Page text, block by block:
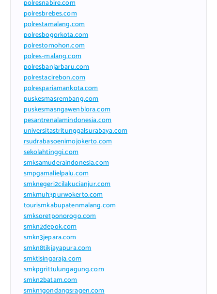
polresnabire.com
polresbrebes.com
polrestamalang.com
polresbogorkota.com
polrestomohon.com
polres-malang.com
polresbanjarbaru.com
polrestacirebon.com
polrespariamankota.com
puskesmasrembang.com
puskesmasngawenblora.com
pesantrenalamindonesia.com
universitastritunggalsurabaya.com
rsudrabasoenimojokerto.com
sekolahtinggi.com
smksamuderaindonesia.com
smpgamalielpalu.com
smknegeri2cilakucianjur.com
smkmuh3purwokerto.com
tourismkabupatenmalang.com
smksore1ponorogo.com
smkn2depok.com
smkn3jepara.com
smkn8tikjayapura.com
smktisingaraja.com
smkpgri1tulungagung.com
smkn2batam.com
smkn1gondangsragen.com